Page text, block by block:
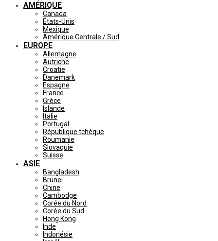
AMÉRIQUE
Canada
États-Unis
Mexique
Amérique Centrale / Sud
EUROPE
Allemagne
Autriche
Croatie
Danemark
Espagne
France
Grèce
Islande
Italie
Portugal
République tchèque
Roumanie
Slovaquie
Suisse
ASIE
Bangladesh
Brunei
Chine
Cambodge
Corée du Nord
Corée du Sud
Hong Kong
Inde
Indonésie